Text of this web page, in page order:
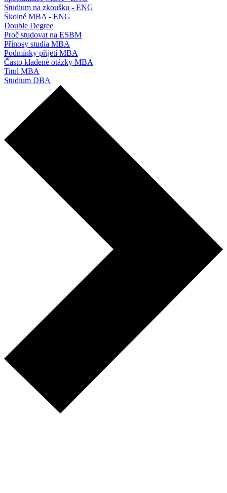
Studium na zkoušku - ENG
Školné MBA - ENG
Double Degree
Proč studovat na ESBM
Přínosy studia MBA
Podmínky přijetí MBA
Často kladené otázky MBA
Titul MBA
Studium DBA